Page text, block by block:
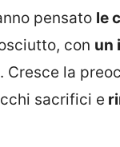
pensato le
con un
Cresce la
sacrifici e